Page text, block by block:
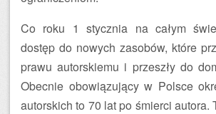
Co roku 1 stycznia na całym
dostęp do nowych zasobów, które
prawu autorskiemu i przeszły do
Obecnie obowiązujący w Polsce
autorskich to 70 lat po śmierci autora.